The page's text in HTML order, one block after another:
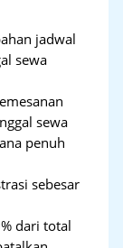
jadwal
sewa
sewa
penuh
sebesar
dari total